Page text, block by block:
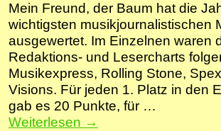
Mein Freund, der Baum hat die
wichtigsten musikjournalistischen
ausgewertet. Im Einzelnen waren
Redaktions- und Lesercharts
Musikexpress, Rolling Stone,
Visions. Für jeden 1. Platz in den
gab es 20 Punkte, für …
Weiterlesen →